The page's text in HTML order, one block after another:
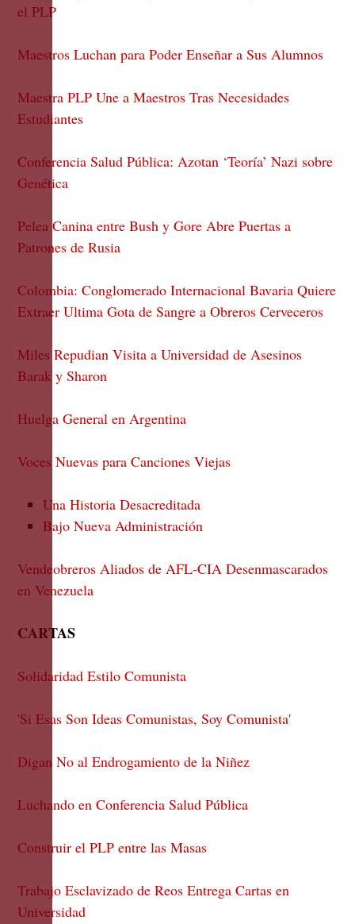
el PLP
Maestros Luchan para Poder Enseñar a Sus Alumnos
Maestra PLP Une a Maestros Tras Necesidades
Estudiantes
Conferencia Salud Pública: Azotan ‘Teoría’ Nazi sobre
Genética
Pelea Canina entre Bush y Gore Abre Puertas a
Patrones de Rusia
Colombia: Conglomerado Internacional Bavaria Quiere
Extraer Ultima Gota de Sangre a Obreros Cerveceros
Miles Repudian Visita a Universidad de Asesinos
Barak y Sharon
Huelga General en Argentina
Voces Nuevas para Canciones Viejas
Una Historia Desacreditada
Bajo Nueva Administración
Vendeobreros Aliados de AFL-CIA Desenmascarados
en Venezuela
CARTAS
Solidaridad Estilo Comunista
'Si Esas Son Ideas Comunistas, Soy Comunista'
Digan No al Endrogamiento de la Niñez
Luchando en Conferencia Salud Pública
Construir el PLP entre las Masas
Trabajo Esclavizado de Reos Entrega Cartas en
Universidad